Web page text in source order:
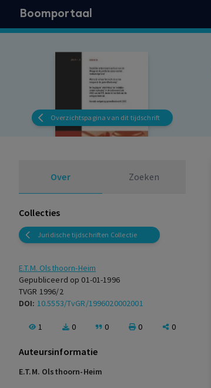
Boomportaal
Overzichtspagina van dit tijdschrift
Over Zoeken
Collecties
Juridische tijdschriften Collectie
E.T.M. Olsthoorn-Heim
Gepubliceerd op 01-01-1996
TVGR 1996/2
DOI: 10.5553/TvGR/1996020002001
1 0 0 0 0
Auteursinformatie
E.T.M. Olsthoorn-Heim